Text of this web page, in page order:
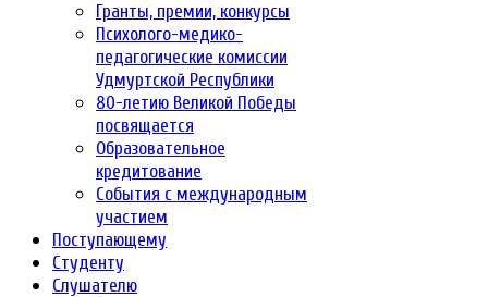
Гранты, премии, конкурсы
Психолого-медико-
педагогические комиссии
Удмуртской Республики
80-летию Великой Победы
посвящается
Образовательное
кредитование
События с международным
участием
Поступающему
Студенту
Слушателю